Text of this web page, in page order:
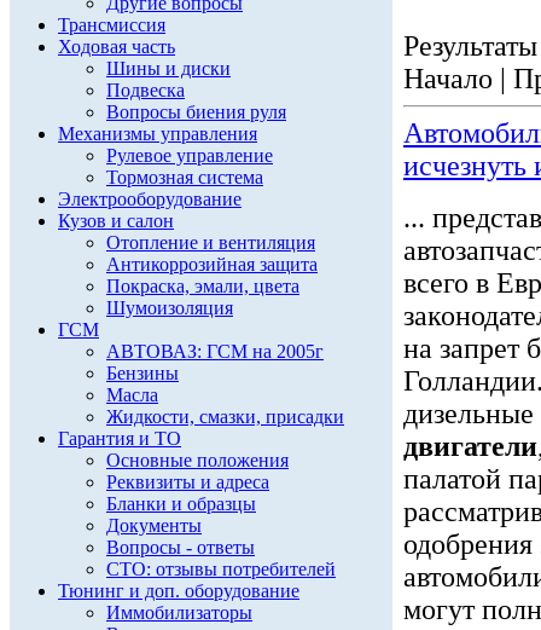
Трансмиссия
Ходовая часть
Шины и диски
Подвеска
Вопросы биения руля
Механизмы управления
Рулевое управление
Тормозная система
Электрооборудование
Кузов и салон
Отопление и вентиляция
Антикоррозийная защита
Покраска, эмали, цвета
Шумоизоляция
ГСМ
АВТОВАЗ: ГСМ на 2005г
Бензины
Масла
Жидкости, смазки, присадки
Гарантия и ТО
Основные положения
Реквизиты и адреса
Бланки и образцы
Документы
Вопросы - ответы
СТО: отзывы потребителей
Тюнинг и доп. оборудование
Иммобилизаторы
Начало |
...
всего в
на запрет
двигатели
палатой
одобрения
могут